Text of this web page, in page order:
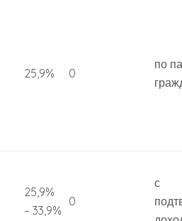
25,9% 0
по
25,9%
– 33,9%
0
с